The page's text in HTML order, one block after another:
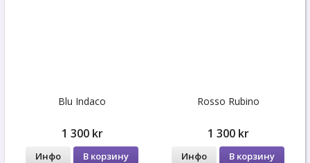
Blu Indaco
1 300 kr
Инфо В корзину
Rosso Rubino
1 300 kr
Инфо В корзину